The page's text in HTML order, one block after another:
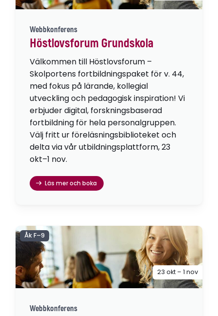
Webbkonferens
Höstlovsforum Grundskola
Välkommen till Höstlovsforum –
Skolportens fortbildningspaket för v. 44,
med fokus på lärande, kollegial
utveckling och pedagogisk inspiration! Vi
erbjuder digital, forskningsbaserad
fortbildning för hela personalgruppen.
Välj fritt ur föreläsningsbiblioteket och
delta via vår utbildningsplattform, 23
okt–1 nov.
Läs mer och boka
Webbkonferens
Åk F–9
23 okt – 1 nov